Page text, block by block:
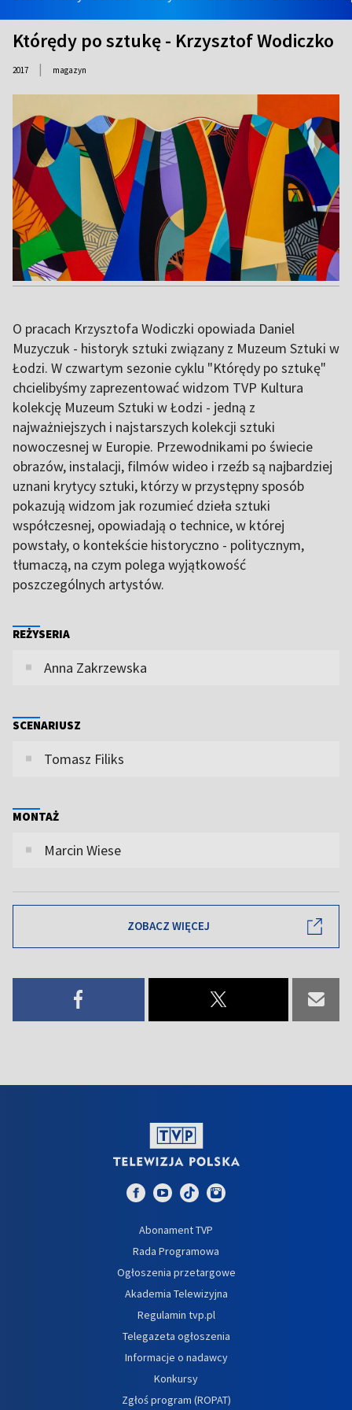
Którędy po sztukę - Krzysztof Wodiczko
2017 | magazyn
O pracach Krzysztofa Wodiczki opowiada Daniel
Muzyczuk - historyk sztuki związany z Muzeum Sztuki w
Łodzi. W czwartym sezonie cyklu "Którędy po sztukę"
chcielibyśmy zaprezentować widzom TVP Kultura
kolekcję Muzeum Sztuki w Łodzi - jedną z
najważniejszych i najstarszych kolekcji sztuki
nowoczesnej w Europie. Przewodnikami po świecie
obrazów, instalacji, filmów wideo i rzeźb są najbardziej
uznani krytycy sztuki, którzy w przystępny sposób
pokazują widzom jak rozumieć dzieła sztuki
współczesnej, opowiadają o technice, w której
powstały, o kontekście historyczno - politycznym,
tłumaczą, na czym polega wyjątkowość
poszczególnych artystów.
REŻYSERIA
Anna Zakrzewska
SCENARIUSZ
Tomasz Filiks
MONTAŻ
Marcin Wiese
ZOBACZ WIĘCEJ
Abonament TVP
Rada Programowa
Ogłoszenia przetargowe
Akademia Telewizyjna
Regulamin tvp.pl
Telegazeta ogłoszenia
Informacje o nadawcy
Konkursy
Zgłoś program (ROPAT)